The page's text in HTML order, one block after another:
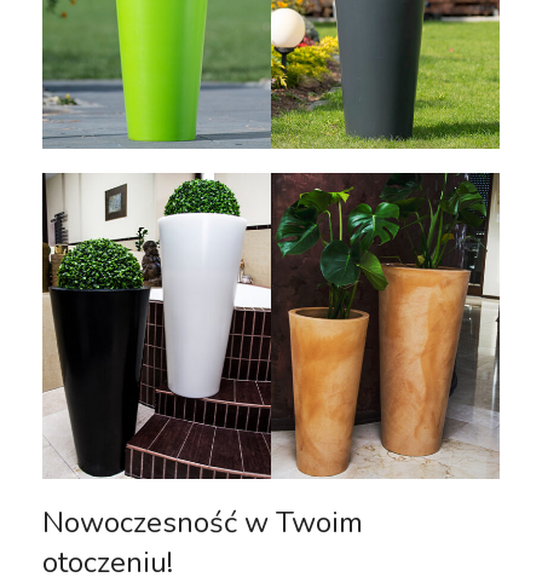
Nowoczesność w Twoim
otoczeniu!